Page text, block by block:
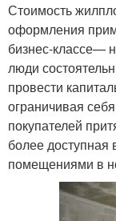
Стоимость
оформления
бизнес-классе—
люди
провести
ограничивая
покупателей
более
помещениями в